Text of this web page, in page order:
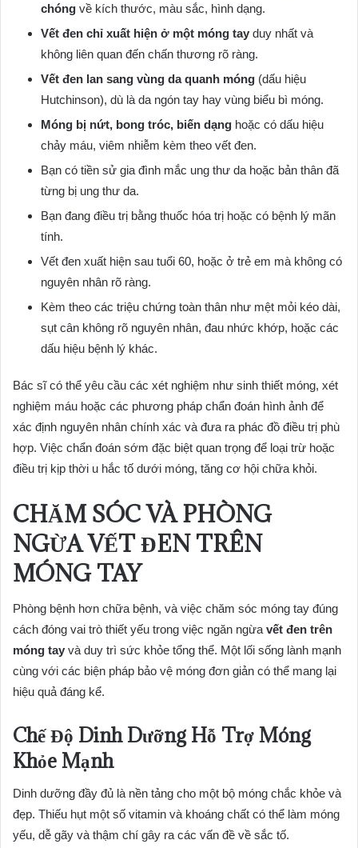
chóng về kích thước, màu sắc, hình dạng.
Vết đen chỉ xuất hiện ở một móng tay duy nhất và
không liên quan đến chấn thương rõ ràng.
Vết đen lan sang vùng da quanh móng (dấu hiệu
Hutchinson), dù là da ngón tay hay vùng biểu bì móng.
Móng bị nứt, bong tróc, biến dạng hoặc có dấu hiệu
chảy máu, viêm nhiễm kèm theo vết đen.
Bạn có tiền sử gia đình mắc ung thư da hoặc bản thân đã
từng bị ung thư da.
Bạn đang điều trị bằng thuốc hóa trị hoặc có bệnh lý mãn
tính.
Vết đen xuất hiện sau tuổi 60, hoặc ở trẻ em mà không có
nguyên nhân rõ ràng.
Kèm theo các triệu chứng toàn thân như mệt mỏi kéo dài,
sụt cân không rõ nguyên nhân, đau nhức khớp, hoặc các
dấu hiệu bệnh lý khác.
Bác sĩ có thể yêu cầu các xét nghiệm như sinh thiết móng, xét
nghiệm máu hoặc các phương pháp chẩn đoán hình ảnh để
xác định nguyên nhân chính xác và đưa ra phác đồ điều trị phù
hợp. Việc chẩn đoán sớm đặc biệt quan trọng để loại trừ hoặc
điều trị kịp thời u hắc tố dưới móng, tăng cơ hội chữa khỏi.
CHĂM SÓC VÀ PHÒNG
NGỪA VẾT ĐEN TRÊN
MÓNG TAY
Phòng bệnh hơn chữa bệnh, và việc chăm sóc móng tay đúng
cách đóng vai trò thiết yếu trong việc ngăn ngừa vết đen trên
móng tay và duy trì sức khỏe tổng thể. Một lối sống lành mạnh
cùng với các biện pháp bảo vệ móng đơn giản có thể mang lại
hiệu quả đáng kể.
Chế Độ Dinh Dưỡng Hỗ Trợ Móng
Khỏe Mạnh
Dinh dưỡng đầy đủ là nền tảng cho một bộ móng chắc khỏe và
đẹp. Thiếu hụt một số vitamin và khoáng chất có thể làm móng
yếu, dễ gãy và thậm chí gây ra các vấn đề về sắc tố.